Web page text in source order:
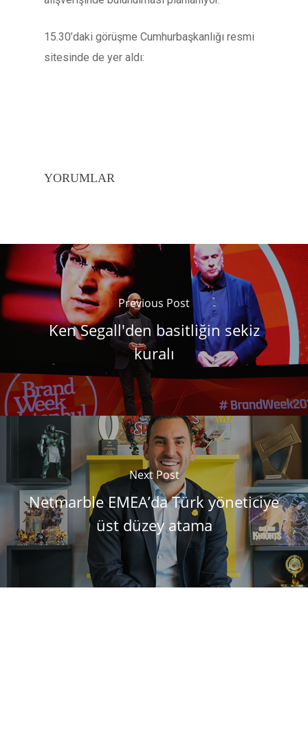
15.30’daki görüşme Cumhurbaşkanlığı resmi
sitesinde de yer aldı:
YORUMLAR
Previous Post
Ken Segall'den basitliğin sekiz
kuralı
Next Post
Netmarble EMEA’da Türk yöneticiye
üst düzey atama